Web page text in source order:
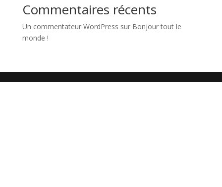
Commentaires récents
Un commentateur WordPress sur Bonjour tout le
monde !